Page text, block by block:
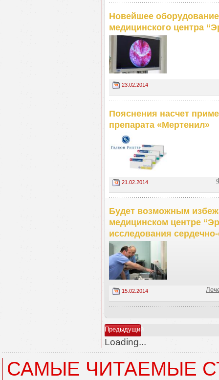
Новейшее
медицинского центра
23.02.2014
Пояснения насчет
препарата «Мертенил»
21.02.2014
Будет возможным
медицинском центре
исследования
15.02.2014
Предыдущий
Loading...
САМЫЕ ЧИТАЕМЫЕ